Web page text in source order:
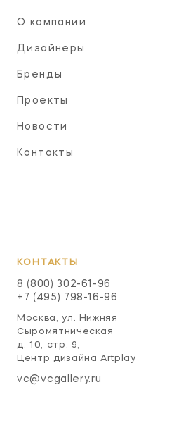
О компании
Дизайнеры
Бренды
Проекты
Новости
Контакты
КОНТАКТЫ
8 (800) 302-61-96
+7 (495) 798-16-96
Москва, ул. Нижняя
Сыромятническая
д. 10, стр. 9,
Центр дизайна Artplay
vc@vcgallery.ru